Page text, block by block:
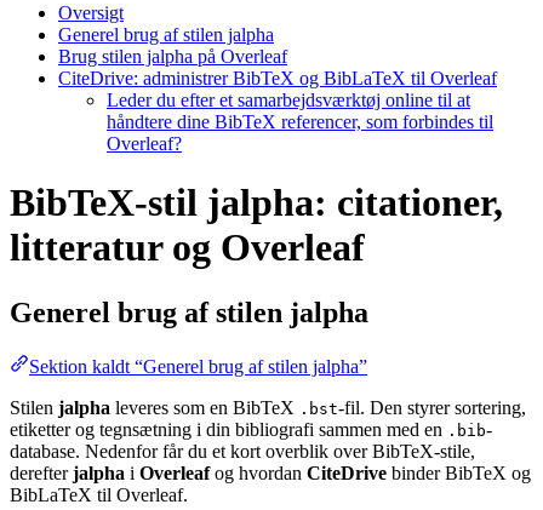
Oversigt
Generel brug af stilen jalpha
Brug stilen jalpha på Overleaf
CiteDrive: administrer BibTeX og BibLaTeX til Overleaf
Leder du efter et samarbejdsværktøj online til at
håndtere dine BibTeX referencer, som forbindes til
Overleaf?
BibTeX-stil jalpha: citationer,
litteratur og Overleaf
Generel brug af stilen jalpha
Sektion kaldt “Generel brug af stilen jalpha”
Stilen jalpha leveres som en BibTeX .bst-fil. Den styrer sortering,
etiketter og tegnsætning i din bibliografi sammen med en .bib-
database. Nedenfor får du et kort overblik over BibTeX-stile,
derefterjalpha i Overleafog hvordan CiteDrive binder BibTeX og
BibLaTeX til Overleaf.